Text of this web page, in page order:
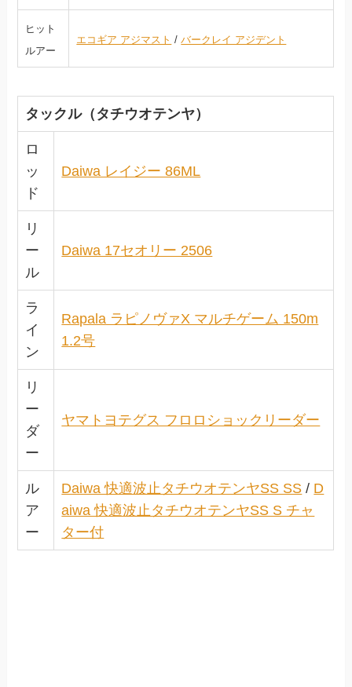
ヒット
ルアー
エコギア アジマスト /バークレイ アジデント
タックル（タチウオテンヤ）
ロ
ッ
ド
Daiwa レイジー 86ML
リ
ー
ル
Daiwa 17セオリー 2506
ラ
イ
ン
Rapala ラピノヴァX マルチゲーム 150m
1.2号
リ
ー
ダ
ー
ヤマトヨテグス フロロショックリーダー
ル
ア
ー
Daiwa 快適波止タチウオテンヤSS SS / D
aiwa 快適波止タチウオテンヤSS S チャ
ター付